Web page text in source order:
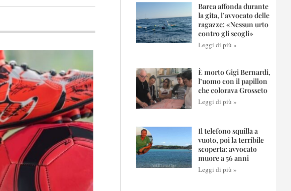
Barca affonda durante
la gita, l’avvocato delle
ragazze: «Nessun urto
contro gli scogli»
Leggi di più »
È morto Gigi Bernardi,
l’uomo con il papillon
che colorava Grosseto
Leggi di più »
Il telefono squilla a
vuoto, poi la terribile
scoperta: avvocato
muore a 56 anni
Leggi di più »